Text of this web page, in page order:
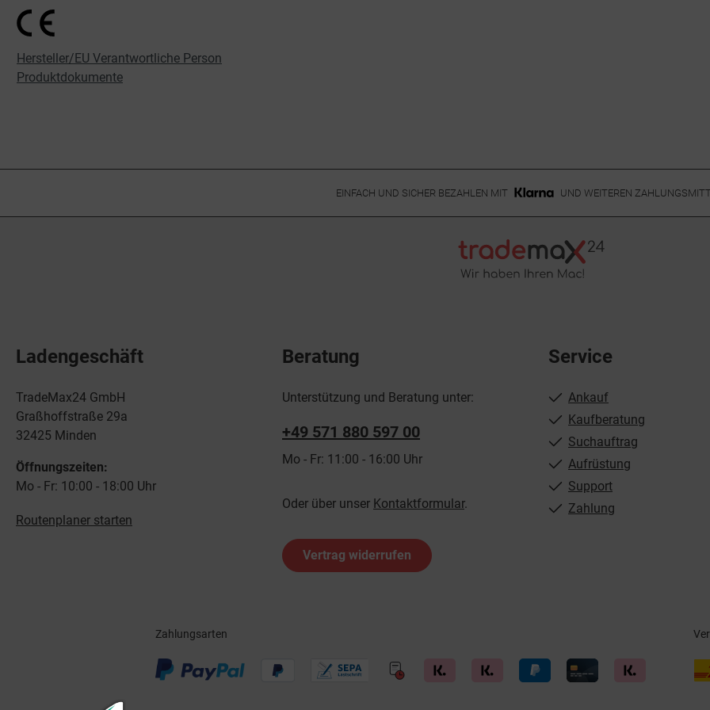
Hersteller/EU Verantwortliche Person
Produktdokumente
EINFACH UND SICHER BEZAHLEN MIT UND WEITEREN
Beratung
Unterstützung und Beratung unter:
+49 571 880 597 00
Mo - Fr: 11:00 - 16:00 Uhr
Oder über unser Kontaktformular.
Vertrag widerrufen
Ladengeschäft
TradeMax24 GmbH
Graßhoffstraße 29a
32425 Minden
Öffnungszeiten:
Mo - Fr: 10:00 - 18:00 Uhr
Routenplaner starten
Service
Ankauf
Kaufberatung
Suchauftrag
Aufrüstung
Support
Zahlung
Zahlungsarten